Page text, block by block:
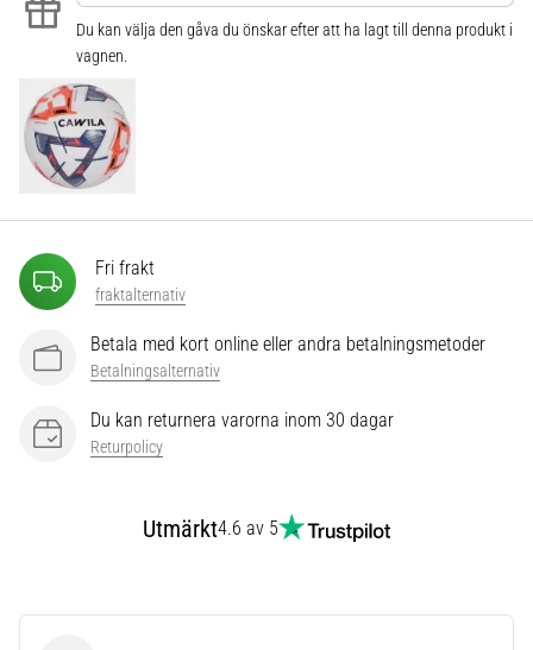
beröring.
Perfekta
spelare
som…
alla
artiklar
Du kan välja den gåva du önskar efter att ha lagt till denna produkt i
vagnen.
Fri frakt
fraktalternativ
Betala med kort online eller andra betalningsmetoder
Betalningsalternativ
Du kan returnera varorna inom 30 dagar
Returpolicy
Utmärkt4.6 av 5